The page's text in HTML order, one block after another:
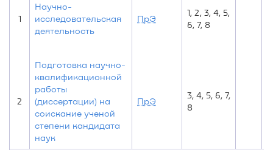
1
Научно-
исследовательская
деятельность
ПрЭ
1, 2, 3, 4, 5,
6, 7, 8
2
Подготовка научно-
квалификационной
работы
(диссертации) на
соискание ученой
степени кандидата
наук
ПрЭ
3, 4, 5, 6, 7,
8